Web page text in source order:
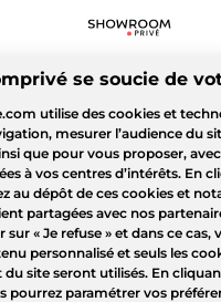
se soucie de
utilise des cookies et
mesurer l’audience du
que pour vous proposer,
à vos centres d’intérêts. En
au dépôt de ces cookies et
partagées avec nos
sur « Je refuse » et dans ce cas,
personnalisé et seuls les
site seront utilisés. En
pourrez paramétrer vos